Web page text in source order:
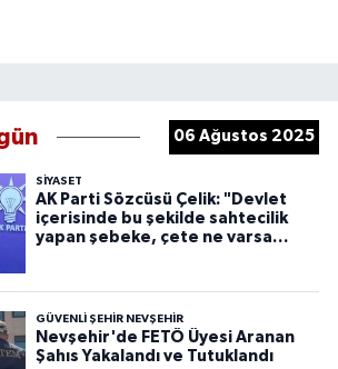
06 Ağustos 2025
SIYASET
AK Parti Sözcüsü Çelik: "Devlet
içerisinde bu şekilde sahtecilik
yapan şebeke, çete ne varsa
GÜVENLI ŞEHIR NEVŞEHIR
Nevşehir'de FETÖ Üyesi Aranan
Şahıs Yakalandı ve Tutuklandı